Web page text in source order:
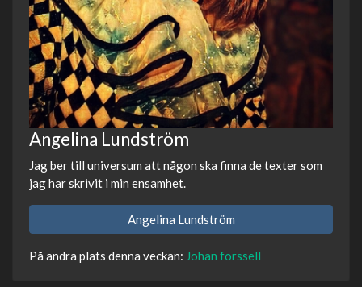
Angelina Lundström
Jag ber till universum att någon ska finna de texter som
jag har skrivit i min ensamhet.
Angelina Lundström
På andra plats denna veckan: Johan forssell